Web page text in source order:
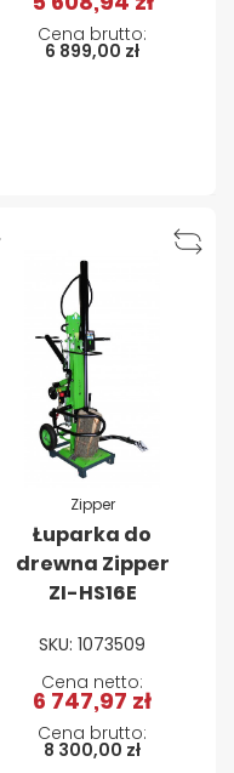
6 899,00 zł
Zipper
Łuparka do
drewna Zipper
ZI-HS16E
SKU: 1073509
8 300,00 zł
6 747,97 zł